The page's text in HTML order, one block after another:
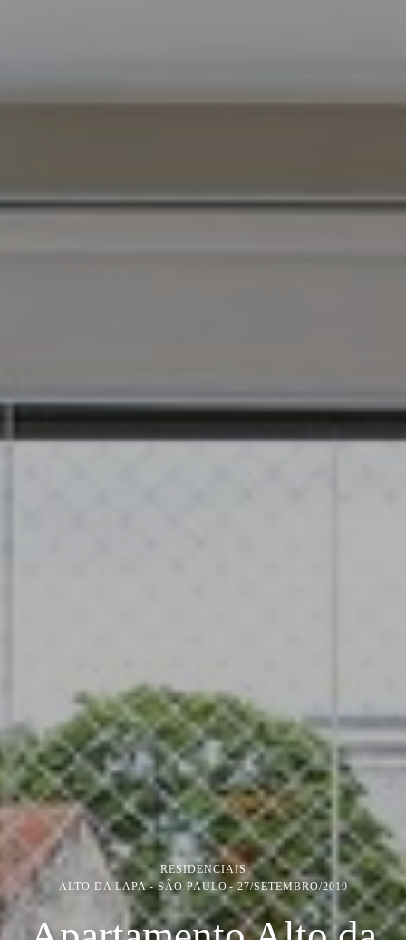
RESIDENCIAIS
ALTO DA LAPA - SÃO PAULO
27/SETEMBRO/2019